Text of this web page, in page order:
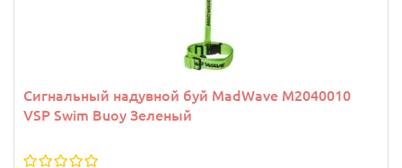
Сигнальный надувной буй MadWave M2040010
VSP Swim Buoy Зеленый